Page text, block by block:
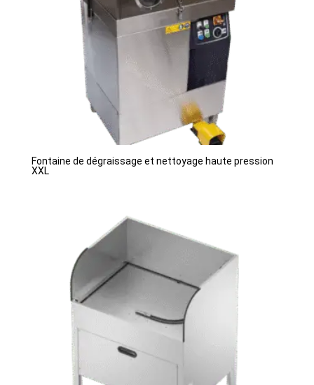
Fontaine de dégraissage et nettoyage haute pression
XXL